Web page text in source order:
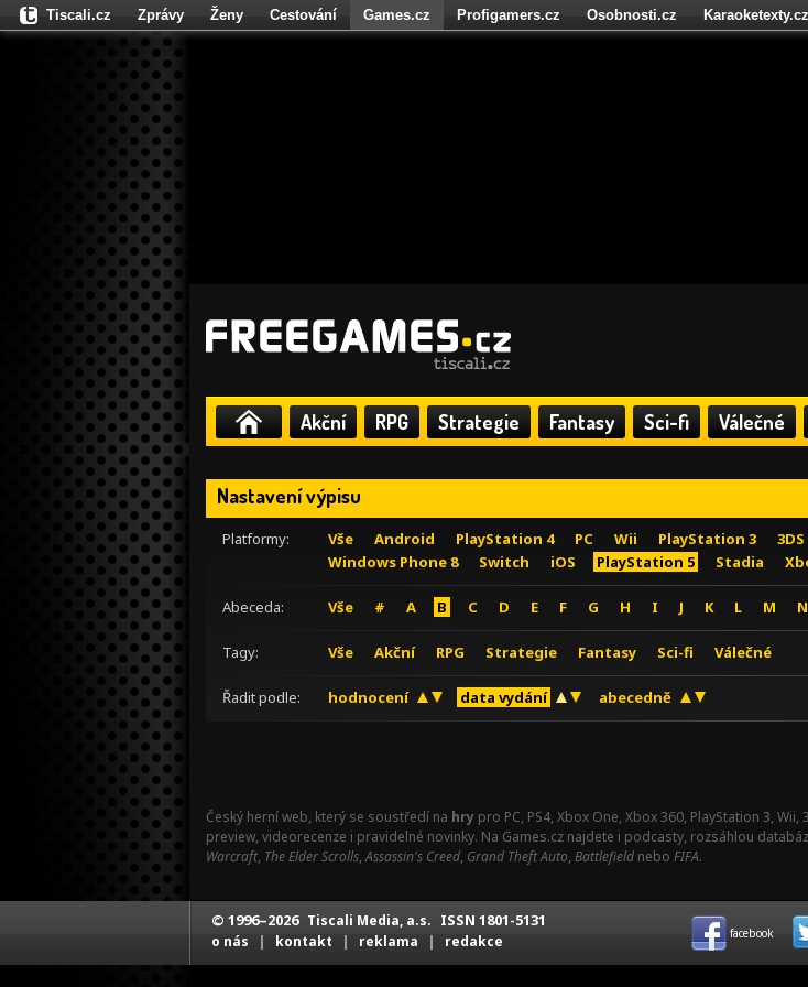
Akční RPG Strategie Fantasy Sci-fi Válečné
Nastavení výpisu
Platformy: Vše Android PlayStation 4 PC Wii PlayStation 3 3DS
Windows Phone 8
Switch iOS PlayStation 5 Stadia
Abeceda: Vše # A B C D E F G H I J K L M N
Tagy: Vše Akční RPG Strategie Fantasy Sci-fi Válečné
Řadit podle: hodnocení data vydání abecedně
Český herní web, který se soustředí na hry pro PC, PS4, Xbox One, Xbox 360, PlayStation 3,
preview, videorecenze i pravidelné novinky. Na Games.cz najdete i podcasty, rozsáhlou
Warcraft, The Elder Scrolls,Assassin's Creed, Grand Theft Auto, Battlefield nebo FIFA.
Tiscali.cz Zprávy Ženy Cestování Games.cz Profigamers.cz Osobnosti.cz Karaoketexty.cz
Fights.cz
© 1996–2026 Tiscali Media, a.s. ISSN 1801-5131
o nás | kontakt | reklama | redakce facebook